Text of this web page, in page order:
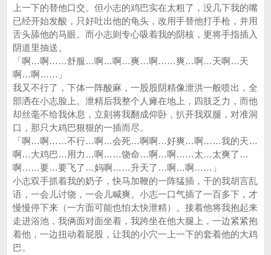
上一下的替他口交。但小志的鸡巴实在太粗了，没几下我的嘴
已经开始发酸，只好吐出他的龟头，改用手替他打手枪，并用
舌头舔他的马眼。而小志则专心吸着我的阴核，更将手指插入
阴道里抽送。
「啊…啊……舒服…啊…啊…爽…啊……爽…啊…天啊…天
啊…啊……」
我又不行了，下体一阵酸麻，一股股阴精像泄洪一般喷出，全
部洒在小志脸上。泄精后我整个人瘫在地上，四肢乏力，而他
却丝毫不给我休息，立刻将我翻成仰卧，扒开我双腿，对准洞
口，那只大鸡巴狠狠的一插而尽。
「啊…啊……不行…啊…会死…啊啊…好爽…啊……我的天…
啊…大鸡巴…用力…啊……饶命…啊…啊……太…太爽了…
啊……要…要飞了…妈啊……升天了…啊…啊……」
小志双手抓着我的奶子，快马加鞭的一阵猛插，干的我胡言乱
语，一会儿讨饶，一会儿喊爽。小志一口气插了一百多下，才
慢慢停下来（一方面可能也怕太快泄精）。接着他将我抱起来
走进浴池，我俩面对面坐着，我跨坐在他大腿上，一边紧紧抱
着他，一边扭动着屁股，让我的小穴一上一下的套着他的大鸡
巴。